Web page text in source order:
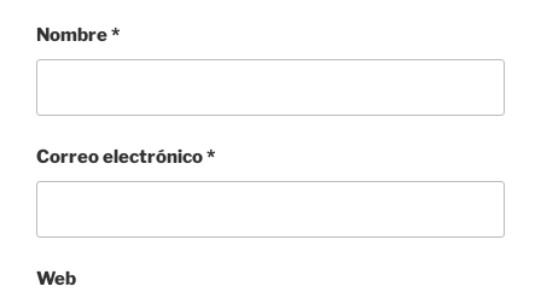
Nombre*
Correo electrónico*
Web